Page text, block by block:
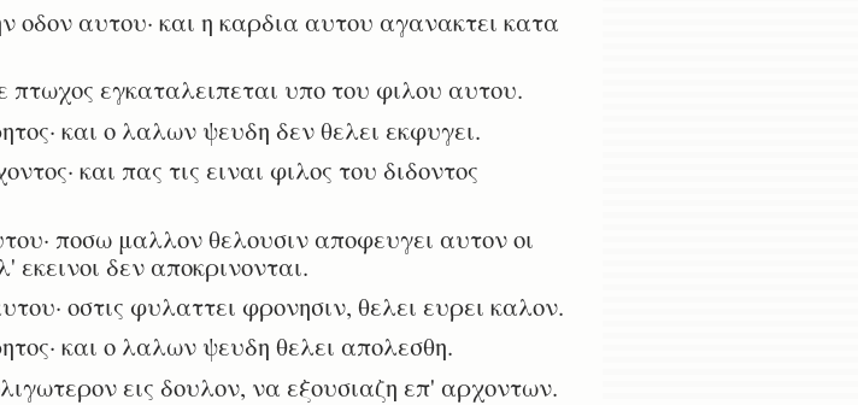
αυτου· και η καρδια αυτου αγανακτει κατα
πτωχος εγκαταλειπεται υπο του φιλου αυτου.
και ο λαλων ψευδη δεν θελει εκφυγει.
και πας τις ειναι φιλος του διδοντος
ποσω μαλλον θελουσιν αποφευγει αυτον οι
δεν αποκρινονται.
οστις φυλαττει φρονησιν, θελει ευρει καλον.
και ο λαλων ψευδη θελει απολεσθη.
εις δουλον, να εξουσιαζη επ' αρχοντων.